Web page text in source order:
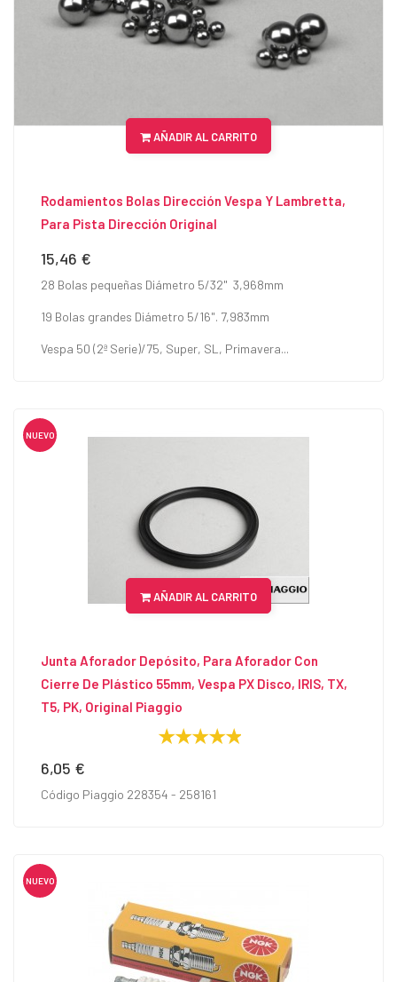
AÑADIR AL CARRITO
Rodamientos Bolas Dirección Vespa Y Lambretta,
Para Pista Dirección Original
Precio
15,46 €
28 Bolas pequeñas Diámetro 5/32" 3,968mm
19 Bolas grandes Diámetro 5/16". 7,983mm
Vespa 50 (2ª Serie)/75, Super, SL, Primavera...
NUEVO
AÑADIR AL CARRITO
Junta Aforador Depósito, Para Aforador Con
Cierre De Plástico 55mm, Vespa PX Disco, IRIS, TX,
T5, PK, Original Piaggio
Precio
6,05 €
Código Piaggio 228354 - 258161
NUEVO